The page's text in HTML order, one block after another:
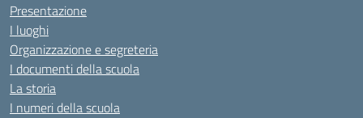
Presentazione
I luoghi
Organizzazione e segreteria
I documenti della scuola
La storia
I numeri della scuola